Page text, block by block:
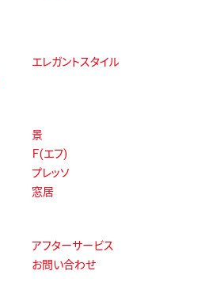
エレガントスタイル
景
Ｆ(エフ)
プレッソ
窓居
アフターサービス
お問い合わせ